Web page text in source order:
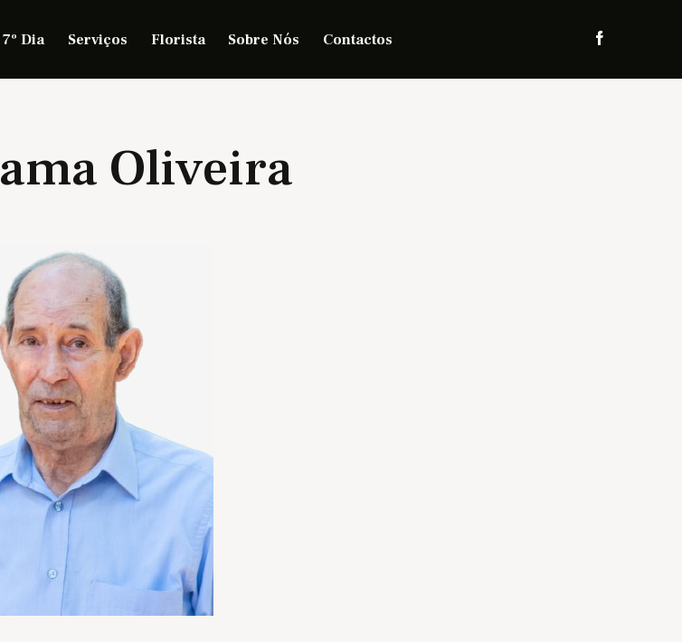
Dia Serviços Florista Sobre Nós Contactos
Oliveira